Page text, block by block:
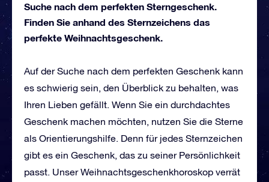
Suche nach dem perfekten Sterngeschenk.
Finden Sie anhand des Sternzeichens das
perfekte Weihnachtsgeschenk.
Auf der Suche nach dem perfekten Geschenk kann
es schwierig sein, den Überblick zu behalten, was
Ihren Lieben gefällt. Wenn Sie ein durchdachtes
Geschenk machen möchten, nutzen Sie die Sterne
als Orientierungshilfe. Denn für jedes Sternzeichen
gibt es ein Geschenk, das zu seiner Persönlichkeit
passt. Unser Weihnachtsgeschenkhoroskop verrät